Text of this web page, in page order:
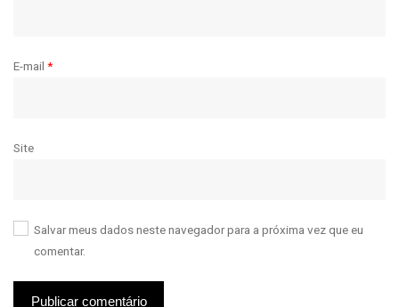
E-mail *
Site
Salvar meus dados neste navegador para a próxima vez que eu
comentar.